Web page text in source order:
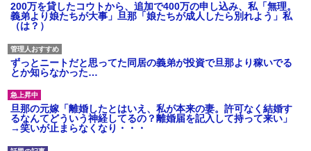
200万を貸したコウトから、追加で400万の申し込み、私「無理。
義弟より娘たちが大事」旦那「娘たちが成人したら別れよう」私
（は？）
ずっとニートだと思ってた同居の義弟が投資で旦那より稼いでる
とか知らなかった…
旦那の元嫁「離婚したとはいえ、私が本来の妻。許可なく結婚す
るなんてどういう神経してるの？離婚届を記入して持って来い」
→笑いが止まらなくなり・・・